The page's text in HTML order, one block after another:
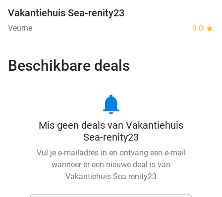
Vakantiehuis Sea-renity23
Veurne 9.0 star
Beschikbare deals
notifications
Mis geen deals van Vakantiehuis
Sea-renity23
Vul je e-mailadres in en ontvang een e-mail
wanneer er een nieuwe deal is van
Vakantiehuis Sea-renity23